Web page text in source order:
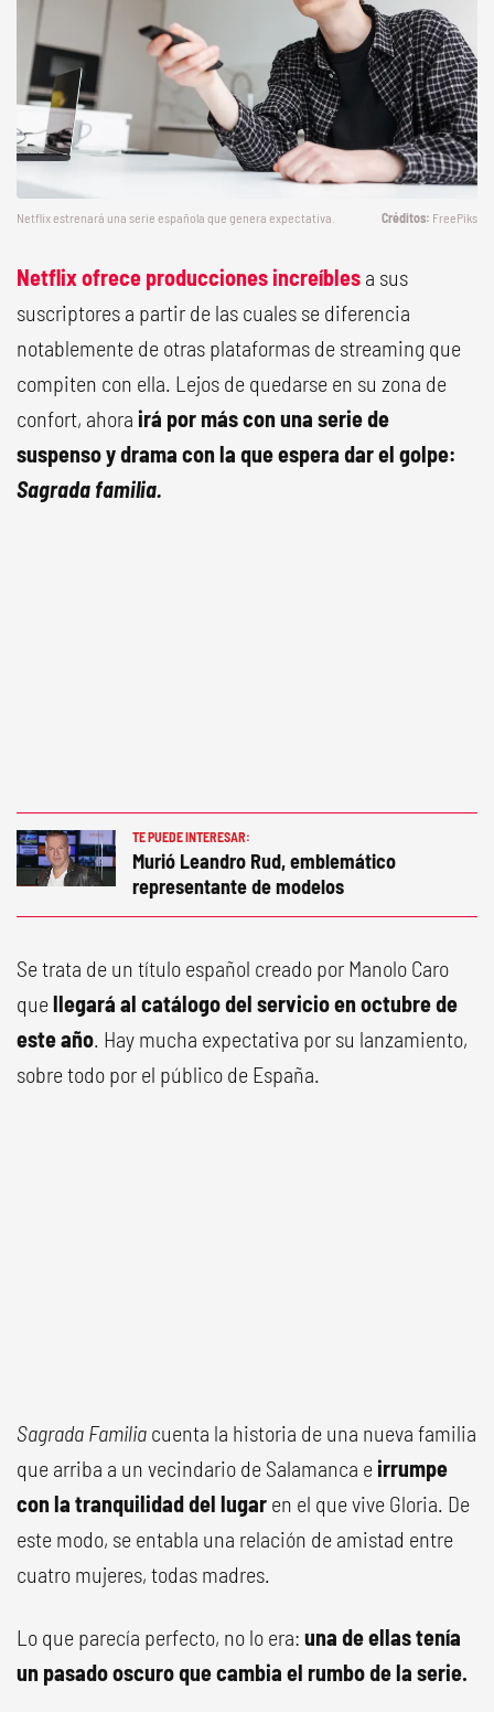
Netflix estrenará una serie española que genera expectativa. FreePiks
Netflixofrece producciones increíbles a sus
suscriptores a partir de las cuales se diferencia
notablemente de otras plataformas de streaming que
compiten con ella. Lejos de quedarse en su zona de
confort, ahora irá por más con una serie de
suspenso y drama con la que espera dar el golpe:
Sagrada familia.
TE PUEDE INTERESAR:
Murió Leandro Rud, emblemático
representante de modelos
Se trata de un título español creado por Manolo Caro
quellegará al catálogo del servicio en octubre de
este año. Hay mucha expectativa por su lanzamiento,
sobre todo por el público de España.
Sagrada Familia cuenta la historia de una nueva familia
que arriba a un vecindario de Salamanca e irrumpe
con la tranquilidad del lugar en el que vive Gloria. De
este modo, se entabla una relación de amistad entre
cuatro mujeres, todas madres.
Lo que parecía perfecto, no lo era: una de ellas tenía
un pasado oscuro que cambia el rumbo de la serie.